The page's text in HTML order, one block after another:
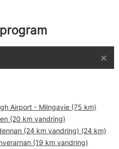
Airport - Milngavie (75 km)
(20 km vandring)
(24 km vandring) (24 km)
(19 km vandring)